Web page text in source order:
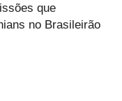
que
no Brasileirão